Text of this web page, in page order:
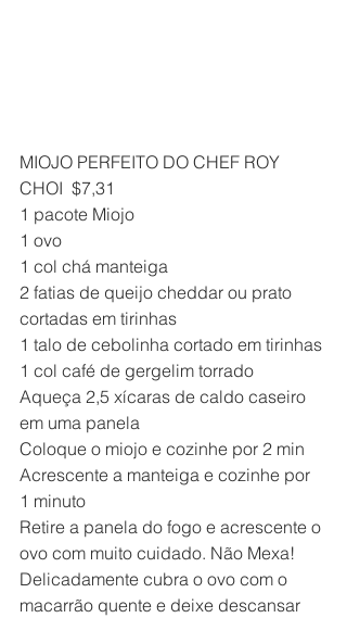
MIOJO PERFEITO DO CHEF ROY
CHOI  $7,31
1 pacote Miojo
1 ovo
1 col chá manteiga
2 fatias de queijo cheddar ou prato
cortadas em tirinhas
1 talo de cebolinha cortado em tirinhas
1 col café de gergelim torrado
Aqueça 2,5 xícaras de caldo caseiro
em uma panela
Coloque o miojo e cozinhe por 2 min
Acrescente a manteiga e cozinhe por
1 minuto
Retire a panela do fogo e acrescente o
ovo com muito cuidado. Não Mexa!
Delicadamente cubra o ovo com o
macarrão quente e deixe descansar